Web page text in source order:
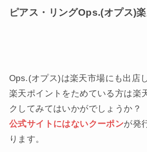
ピアス・リングOps.(オプス)